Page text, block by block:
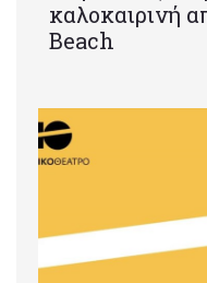
καλοκαιρινή
Beach